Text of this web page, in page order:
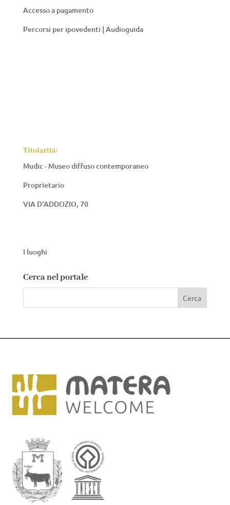
Accesso a pagamento
Percorsi per ipovedenti | Audioguida
Titolarità:
Mudic - Museo diffuso contemporaneo
Proprietario
VIA D'ADDOZIO, 70
I luoghi
Cerca nel portale